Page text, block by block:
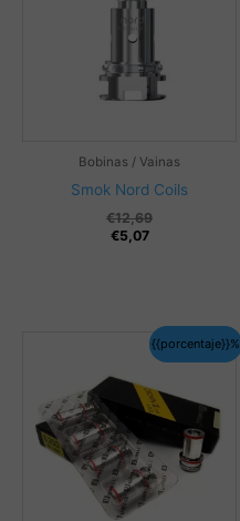
Bobinas / Vainas
Smok Nord Coils
€12,69
€5,07
{{porcentaje}}%